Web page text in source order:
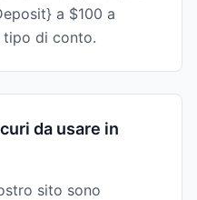
a $100 a
tipo di conto.
da usare in
sito sono